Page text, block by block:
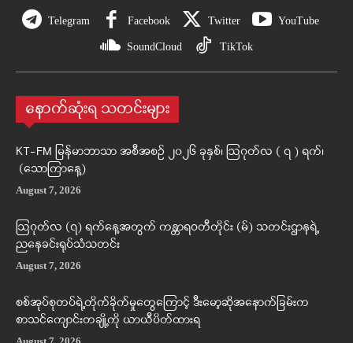
Telegram Facebook Twitter YouTube
SoundCloud TikTok
နောက်ဆုံးရ သတင်းများ
KT-FM မြန်မာဘာသာ အစီအစဉ် ၂၀၂၆ ခုနှစ်၊ ဩဂုတ်လ ( ၇ ) ရက်၊
(သောကြာနေ့)
August 7, 2026
ဩဂုတ်လ (၇) ရက်နေ့အတွက် ကန္တာရဝတီတိုင်း (မ်) သတင်းဌာနရဲ့
ညနေခင်းရုပ်သံသတင်း
August 7, 2026
စစ်အုပ်စုတပ်ရဲ့တိုက်ခိုက်မှုတွေကြောင့် ဒီးမော့ဆိုအနောက်ခြမ်းက
စာသင်ကျောင်းတချို့ကို ယာယီပိတ်ထားရ